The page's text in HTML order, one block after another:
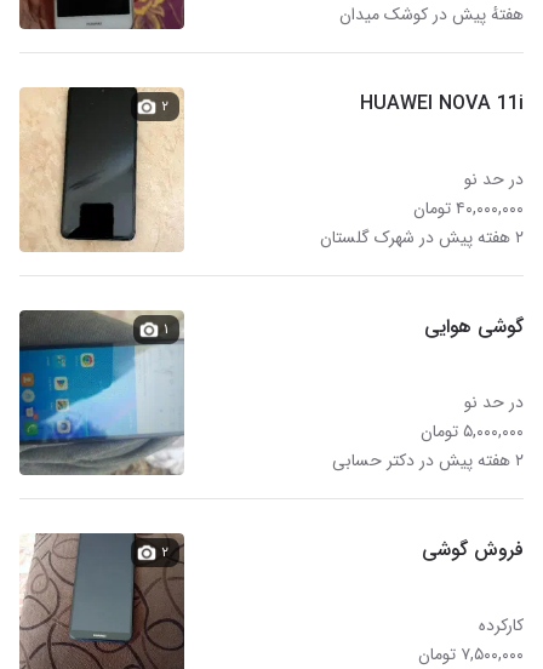
هفتهٔ پیش در کوشک میدان
HUAWEI NOVA 11i
در حد نو
۴۰,۰۰۰,۰۰۰ تومان
۲ هفته پیش در شهرک گلستان
۲
گوشی هوایی
در حد نو
۵,۰۰۰,۰۰۰ تومان
۲ هفته پیش در دکتر حسابی
۱
فروش گوشی
کارکرده
۷,۵۰۰,۰۰۰ تومان
۲